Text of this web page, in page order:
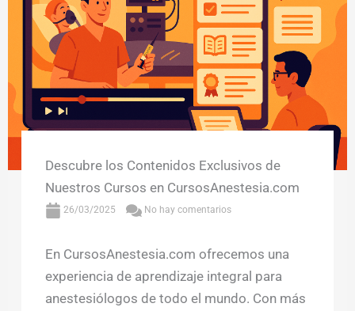
Descubre los Contenidos Exclusivos de
Nuestros Cursos en CursosAnestesia.com
26/03/2025 No hay comentarios
En CursosAnestesia.com ofrecemos una
experiencia de aprendizaje integral para
anestesiólogos de todo el mundo. Con más